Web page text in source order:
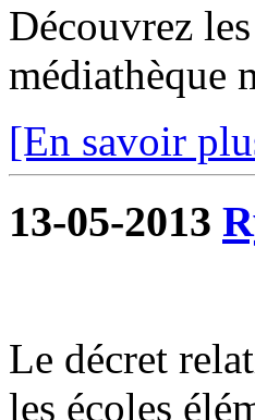
Découvrez
médiathèque
[En savoir
13-05-2013
Le décret
les écoles